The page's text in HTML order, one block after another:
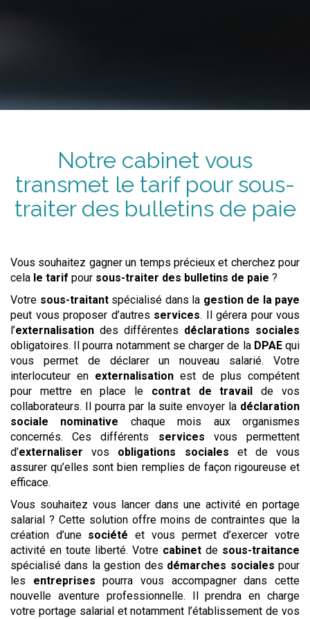
Notre cabinet vous
transmet le tarifpour sous-
traiter des bulletins de paie
Vous souhaitez gagner un temps précieux et cherchez pour
cela le tarif pour sous-traiter des bulletins de paie ?
Votre sous-traitantspécialisé dans la gestion de la paye
peut vous proposer d’autres services. Il gérera pour vous
l’externalisation des différentes déclarations sociales
obligatoires. Il pourra notamment se charger de la DPAEqui
vous permet de déclarer un nouveau salarié. Votre
interlocuteur en externalisation est de plus compétent
pour mettre en place le contrat de travail
de vos
collaborateurs. Il pourra par la suite envoyer la déclaration
sociale nominative chaque mois aux organismes
concernés. Ces différents services vous permettent
d’externaliser vos obligations sociales et de vous
assurer qu’elles sont bien remplies de façon rigoureuse et
efficace.
Vous souhaitez vous lancer dans une activité en portage
salarial ? Cette solution offre moins de contraintes que la
création d’une société et vous permet d’exercer votre
activité en toute liberté. Votre cabinet de sous-traitance
spécialisé dans la gestion des démarches sociales pour
les entreprises pourra vous accompagner dans cette
nouvelle aventure professionnelle. Il prendra en charge
votre portage salarial et notamment l’établissement de vos